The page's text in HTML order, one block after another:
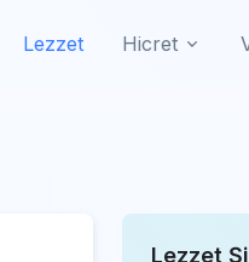
Lezzet Hicret
Lezzet